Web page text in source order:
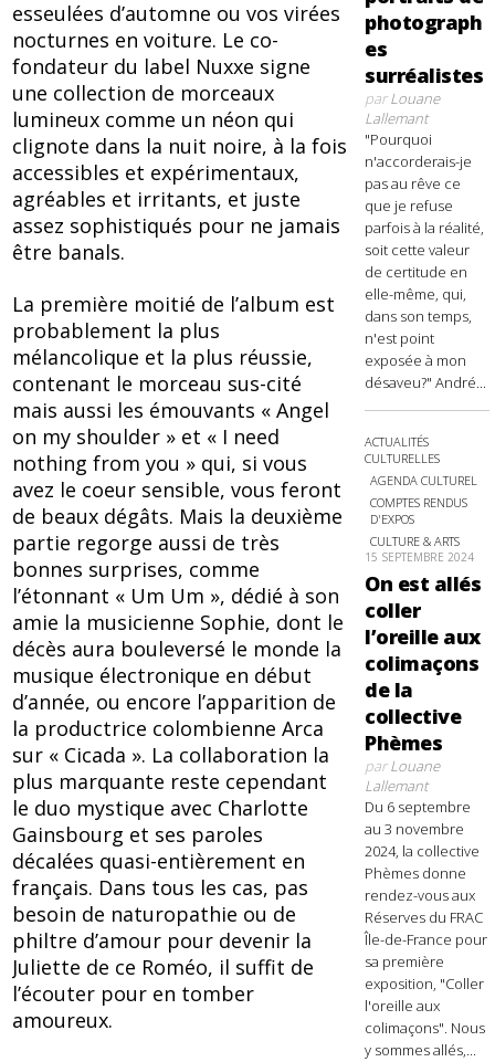
esseulées d’automne ou vos virées
nocturnes en voiture. Le co-
fondateur du label Nuxxe signe
une collection de morceaux
lumineux comme un néon qui
clignote dans la nuit noire, à la fois
accessibles et expérimentaux,
agréables et irritants, et juste
assez sophistiqués pour ne jamais
être banals.
La première moitié de l’album est
probablement la plus
mélancolique et la plus réussie,
contenant le morceau sus-cité
mais aussi les émouvants « Angel
on my shoulder » et « I need
nothing from you » qui, si vous
avez le coeur sensible, vous feront
de beaux dégâts. Mais la deuxième
partie regorge aussi de très
bonnes surprises, comme
l’étonnant « Um Um », dédié à son
amie la musicienne Sophie, dont le
décès aura bouleversé le monde la
musique électronique en début
d’année, ou encore l’apparition de
la productrice colombienne Arca
sur « Cicada ». La collaboration la
plus marquante reste cependant
le duo mystique avec Charlotte
Gainsbourg et ses paroles
décalées quasi-entièrement en
français. Dans tous les cas, pas
besoin de naturopathie ou de
philtre d’amour pour devenir la
Juliette de ce Roméo, il suffit de
l’écouter pour en tomber
amoureux.
photograph
es
surréalistes
parLouane
Lallemant
"Pourquoi
n'accorderais-je
pas au rêve ce
que je refuse
parfois à la réalité,
soit cette valeur
de certitude en
elle-même, qui,
dans son temps,
n'est point
exposée à mon
désaveu?" André...
ACTUALITÉS
CULTURELLES
AGENDA CULTUREL
COMPTES RENDUS
D'EXPOS
CULTURE & ARTS
15 SEPTEMBRE 2024
On est allés
coller
l’oreille aux
colimaçons
de la
collective
Phèmes
parLouane
Lallemant
Du 6 septembre
au 3 novembre
2024, la collective
Phèmes donne
rendez-vous aux
Réserves du FRAC
Île-de-France pour
sa première
exposition, "Coller
l'oreille aux
colimaçons". Nous
y sommes allés,...